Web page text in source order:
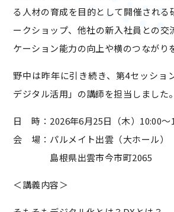
る人材の育成を目的として開催される
ークショップ、他社の新入社員との交
ケーション能力の向上や横のつながり
野中は昨年に引き続き、第4セッショ
デジタル活用」の講師を担当しました。
日 時：2026年6月25日（木）10:00～
会 場：パルメイト出雲（大ホール）
島根県出雲市今市町2065
＜講義内容＞